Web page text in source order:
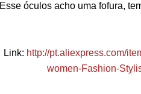
Esse óculos acho uma fofura,
Link: http://pt.aliexpress.com/
women-Fashion-